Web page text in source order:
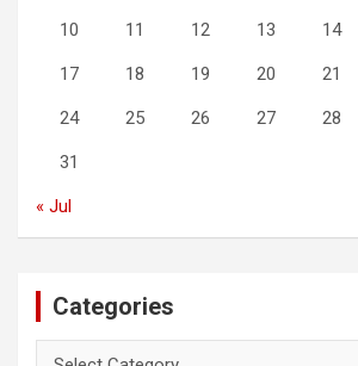
10 11 12 13 14
17 18 19 20 21
24 25 26 27 28
31
« Jul
Categories